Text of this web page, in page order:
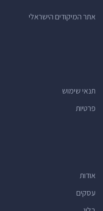
אתר המיקודים הישראלי
תנאי שימוש
פרטיות
אודות
עסקים